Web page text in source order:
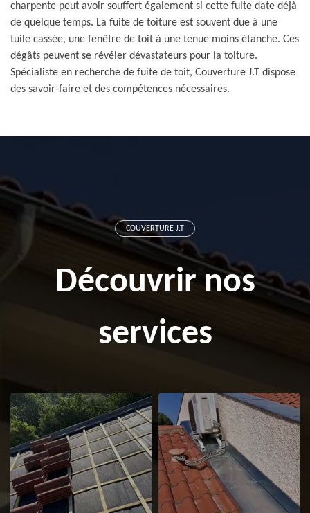
charpente peut avoir souffert également si cette fuite date déjà
de quelque temps. La fuite de toiture est souvent due à une
tuile cassée, une fenêtre de toit à une tenue moins étanche. Ces
dégâts peuvent se révéler dévastateurs pour la toiture.
Spécialiste en recherche de fuite de toit, Couverture J.T dispose
des savoir-faire et des compétences nécessaires.
COUVERTURE J.T
Découvrir nos
services